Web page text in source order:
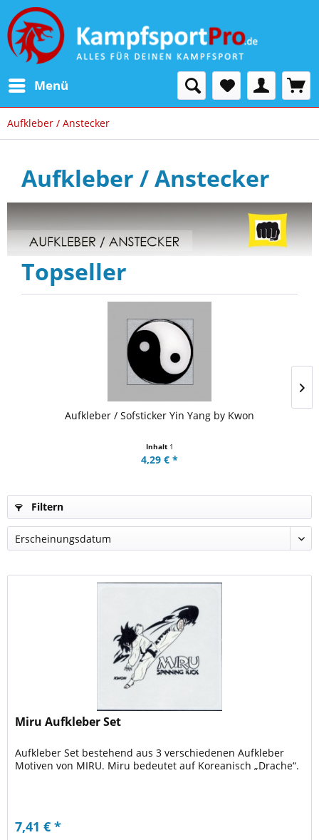
Menü
Aufkleber / Anstecker
Aufkleber / Anstecker
Topseller
Aufkleber / Sofsticker Yin Yang by Kwon
Inhalt 1
4,29 € *
Filtern
Miru Aufkleber Set
Aufkleber Set bestehend aus 3 verschiedenen Aufkleber
Motiven von MIRU. Miru bedeutet auf Koreanisch „Drache“.
7,41 € *